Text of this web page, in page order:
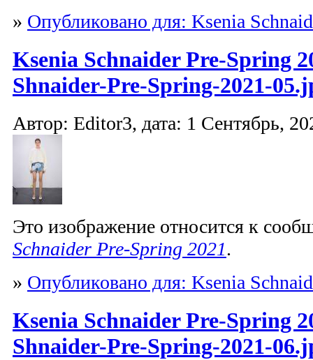
» Опубликовано для: Ksenia
Ksenia Schnaider Pre-Spring
Shnaider-Pre-Spring-2021-
Автор: Editor3, дата: 1 Сентябрь,
Это изображение относится к
Schnaider Pre-Spring 2021.
» Опубликовано для: Ksenia
Ksenia Schnaider Pre-Spring
Shnaider-Pre-Spring-2021-